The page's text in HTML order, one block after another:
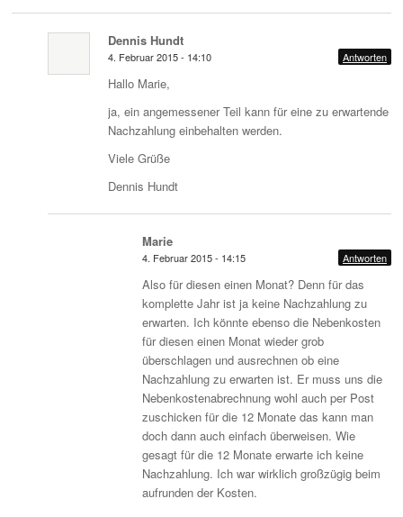
Dennis Hundt
4. Februar 2015 - 14:10 Antworten
Hallo Marie,
ja, ein angemessener Teil kann für eine zu erwartende
Nachzahlung einbehalten werden.
Viele Grüße
Dennis Hundt
Marie
4. Februar 2015 - 14:15 Antworten
Also für diesen einen Monat? Denn für das
komplette Jahr ist ja keine Nachzahlung zu
erwarten. Ich könnte ebenso die Nebenkosten
für diesen einen Monat wieder grob
überschlagen und ausrechnen ob eine
Nachzahlung zu erwarten ist. Er muss uns die
Nebenkostenabrechnung wohl auch per Post
zuschicken für die 12 Monate das kann man
doch dann auch einfach überweisen. Wie
gesagt für die 12 Monate erwarte ich keine
Nachzahlung. Ich war wirklich großzügig beim
aufrunden der Kosten.